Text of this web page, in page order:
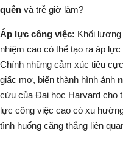
quên và trễ giờ làm?
Áp lực công việc: Khối
nhiệm cao có thể tạo ra áp
Chính những cảm xúc tiêu
giấc mơ, biến thành hình ảnh
cứu của Đại học Harvard cho
lực công việc cao có xu
tình huống căng thẳng liên